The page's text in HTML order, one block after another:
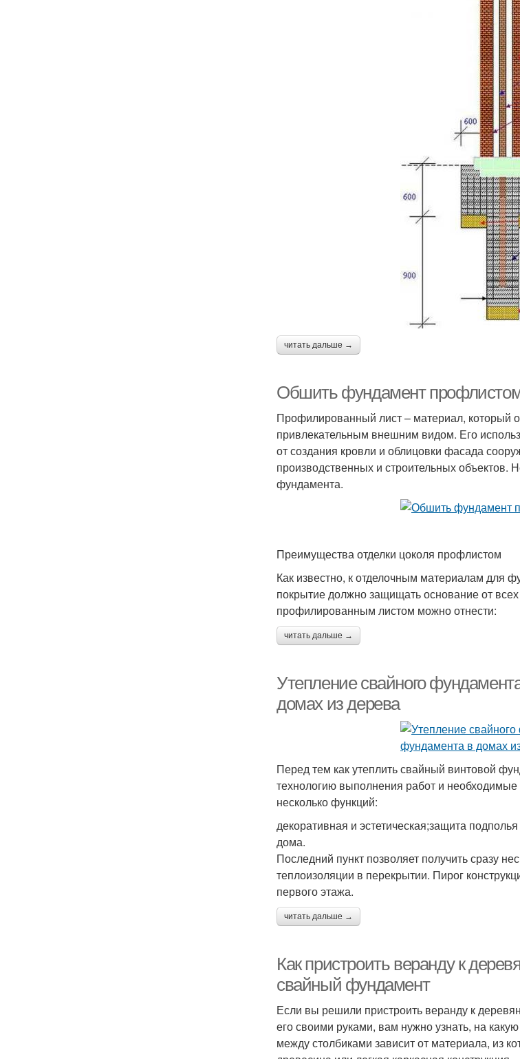
читать дальше →
Обшить фундамент
Профилированный лист – материал, который
привлекательным внешним видом. Его
от создания кровли и облицовки фасада
производственных и строительных объектов.
фундамента.
Преимущества отделки цоколя профлистом
Как известно, к отделочным материалам для
покрытие должно защищать основание от
профилированным листом можно отнести:
читать дальше →
Утепление свайного
домах из дерева
Перед тем как утеплить свайный винтовой
технологию выполнения работ и
несколько функций:
декоративная и эстетическая;защита
дома.
Последний пункт позволяет получить сразу
теплоизоляции в перекрытии. Пирог
первого этажа.
читать дальше →
Как пристроить веранду к
свайный фундамент
Если вы решили пристроить веранду к
его своими руками, вам нужно узнать, на
между столбиками зависит от материала, из